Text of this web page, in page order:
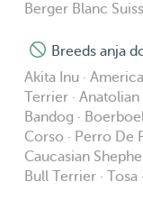
Berger Blanc
Breeds anja
Akita Inu ·
Terrier ·
Bandog ·
Corso · Perro De
Caucasian
Bull Terrier ·